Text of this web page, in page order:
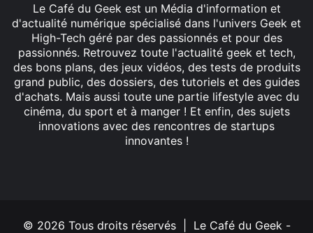
Le Café du Geek est un Média d'information et
d'actualité numérique spécialisé dans l'univers Geek et
High-Tech géré par des passionnés et pour des
passionnés. Retrouvez toute l'actualité geek et tech,
des bons plans, des jeux vidéos, des tests de produits
grand public, des dossiers, des tutoriels et des guides
d'achats. Mais aussi toute une partie lifestyle avec du
cinéma, du sport et à manger ! Et enfin, des sujets
innovations avec des rencontres de startups
innovantes !
© 2026 Tous droits réservés | Le Café du Geek -